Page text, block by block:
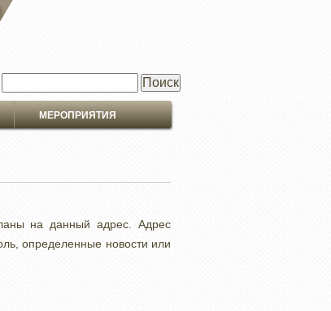
МЕРОПРИЯТИЯ
на данный адрес. Адрес
определенные новости или